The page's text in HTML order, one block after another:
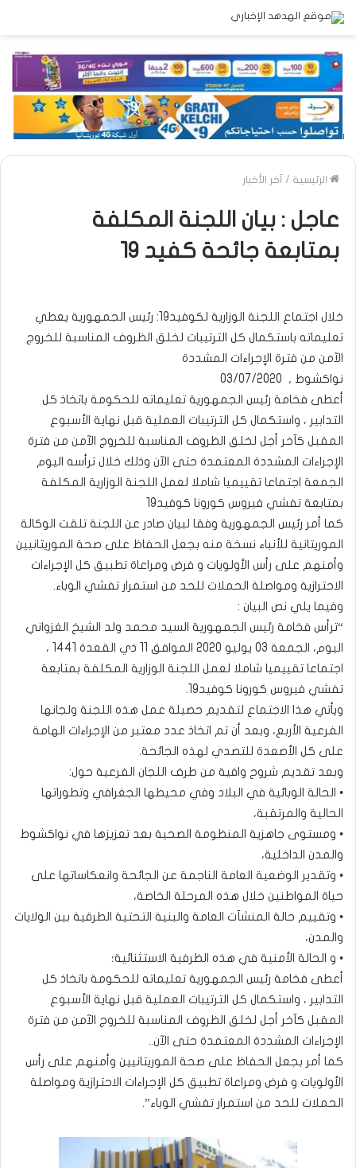
الرئيسية / آخر الأخبار
عاجل : بيان اللجنة المكلفة
بمتابعة جائحة كفيد 19
خلال اجتماع اللجنة الوزارية لكوفيد19: رئيس الجمهورية يعطي
تعليماته باستكمال كل الترتيبات لخلق الظروف المناسبة للخروج
الآمن من فترة الإجراءات المشددة
نواكشوط , 03/07/2020
أعطى فخامة رئيس الجمهورية تعليماته للحكومة باتخاذ كل
التدابير ، واستكمال كل الترتيبات العملية قبل نهاية الأسبوع
المقبل كآخر أجل لخلق الظروف المناسبة للخروج الآمن من فترة
الإجراءات المشددة المعتمدة حتى الآن وذلك خلال ترأسه اليوم
الجمعة اجتماعا تقييميا شاملا لعمل اللجنة الوزارية المكلفة
بمتابعة تفشي فيروس كورونا كوفيد19
كما أمر رئيس الجمهورية وفقا لبيان صادر عن اللجنة تلقت الوكالة
الموريتانية للأنباء نسخة منه بجعل الحفاظ على صحة الموريتانيين
وأمنهم على رأس الأولويات و فرض ومراعاة تطبيق كل الإجراءات
الاحترازية ومواصلة الحملات للحد من استمرار تفشي الوباء.
وفيما يلي نص البيان :
“ترأس فخامة رئيس الجمهورية السيد محمد ولد الشيخ الغزواني
اليوم، الجمعة 03 يوليو 2020 الموافق 11 ذي القعدة 1441 ،
اجتماعا تقييميا شاملا لعمل اللجنة الوزارية المكلفة بمتابعة
تفشي فيروس كورونا كوفيد19.
ويأتي هذا الاجتماع لتقديم حصيلة عمل هذه اللجنة ولجانها
الفرعية الأربع، وبعد أن تم اتخاذ عدد معتبر من الإجراءات الهامة
على كل الأصعدة للتصدي لهذه الجائحة.
وبعد تقديم شروح وافية من طرف اللجان الفرعية حول:
• الحالة الوبائية في البلاد وفي محيطها الجغرافي وتطوراتها
الحالية والمرتقبة،
• ومستوى جاهزية المنظومة الصحية بعد تعزيزها في نواكشوط
والمدن الداخلية،
• وتقدير الوضعية العامة الناجمة عن الجائحة وانعكاساتها على
حياة المواطنين خلال هذه المرحلة الخاصة،
• وتقييم حالة المنشآت العامة والبنية التحتية الطرقية بين الولايات
والمدن،
• و الحالة الأمنية في هذه الظرفية الاستثنائية؛
أعطى فخامة رئيس الجمهورية تعليماته للحكومة باتخاذ كل
التدابير ، واستكمال كل الترتيبات العملية قبل نهاية الأسبوع
المقبل كآخر أجل لخلق الظروف المناسبة للخروج الآمن من فترة
الإجراءات المشددة المعتمدة حتى الآن..
كما أمر بجعل الحفاظ على صحة الموريتانيين وأمنهم على رأس
الأولويات و فرض ومراعاة تطبيق كل الإجراءات الاحترازية ومواصلة
الحملات للحد من استمرار تفشي الوباء”.